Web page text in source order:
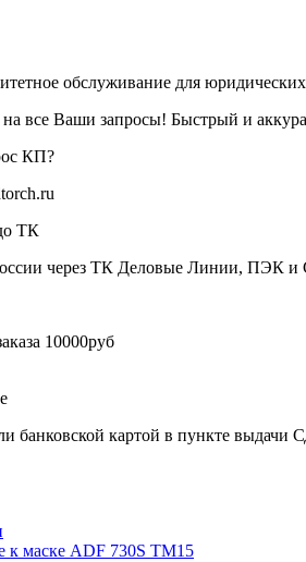
обслуживание для
все Ваши запросы! Быстрый и
КП?
ТК
через ТК Деловые Линии, ПЭК
10000руб
банковской картой в пункте выдачи
маске ADF 730S TM15